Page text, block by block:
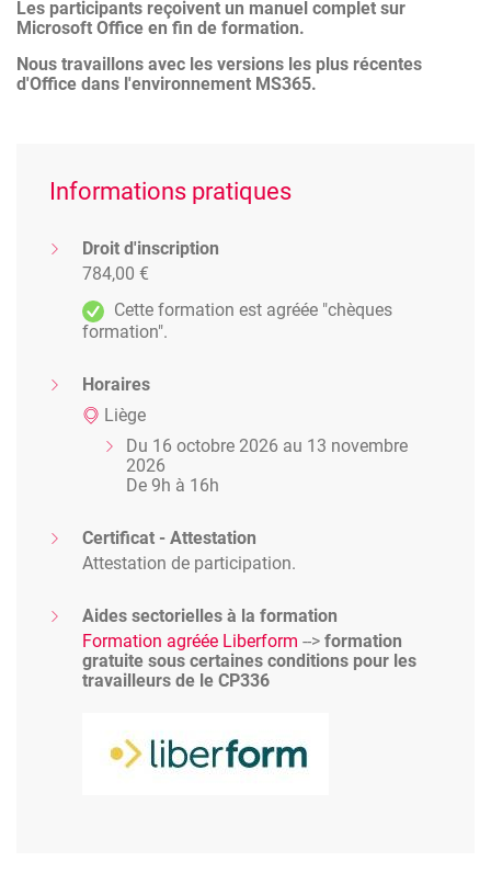
Les participants reçoivent un manuel complet sur
Microsoft Office en fin de formation.
Nous travaillons avec les versions les plus récentes
d'Office dans l'environnement MS365.
Informations pratiques
Droit d'inscription
784,00 €
Cette formation est agréée "chèques
formation".
Horaires
Liège
Du 16 octobre 2026 au 13 novembre
2026
De 9h à 16h
Certificat - Attestation
Attestation de participation.
Aides sectorielles à la formation
Formation agréée Liberform --> formation
gratuite sous certaines conditions pour les
travailleurs de le CP336